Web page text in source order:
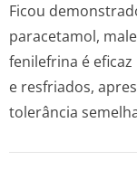
Ficou
paracetamol,
fenilefrina é
e resfriados,
tolerância